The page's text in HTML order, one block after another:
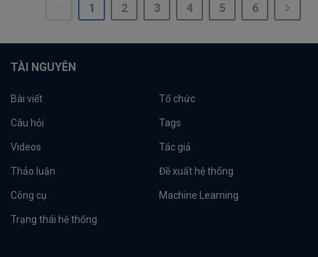
1 2 3 4 5 6
TÀI NGUYÊN
Bài viết Tổ chức
Câu hỏi Tags
Videos Tác giả
Thảo luận Đề xuất hệ thống
Công cụ Machine Learning
Trạng thái hệ thống